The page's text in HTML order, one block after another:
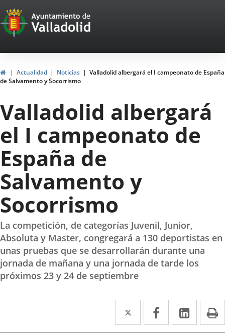
Portal
Web
del
Ayuntamiento
de
Valladolid
HomeActualidad Noticias
Valladolid albergará el I campeonato de España
de Salvamento y Socorrismo
Valladolid albergará
el I campeonato de
España de
Salvamento y
Socorrismo
La competición, de categorías Juvenil, Junior,
Absoluta y Master, congregará a 130 deportistas en
unas pruebas que se desarrollarán durante una
jornada de mañana y una jornada de tarde los
próximos 23 y 24 de septiembre
Twitter
Enlace
a
Facebook
Enlace
a
Enlace
a